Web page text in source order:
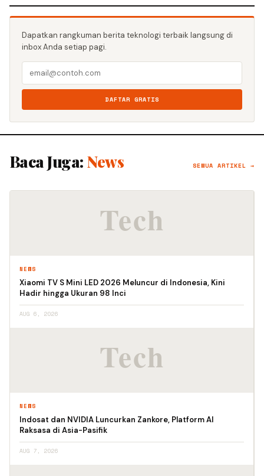
Dapatkan rangkuman berita teknologi terbaik langsung di
inbox Anda setiap pagi.
DAFTAR GRATIS
Baca Juga: News SEMUA ARTIKEL →
NEWS
Xiaomi TV S Mini LED 2026 Meluncur di Indonesia, Kini
Hadir hingga Ukuran 98 Inci
AUG 6, 2026
NEWS
Indosat dan NVIDIA Luncurkan Zankore, Platform AI
Raksasa di Asia-Pasifik
AUG 7, 2026